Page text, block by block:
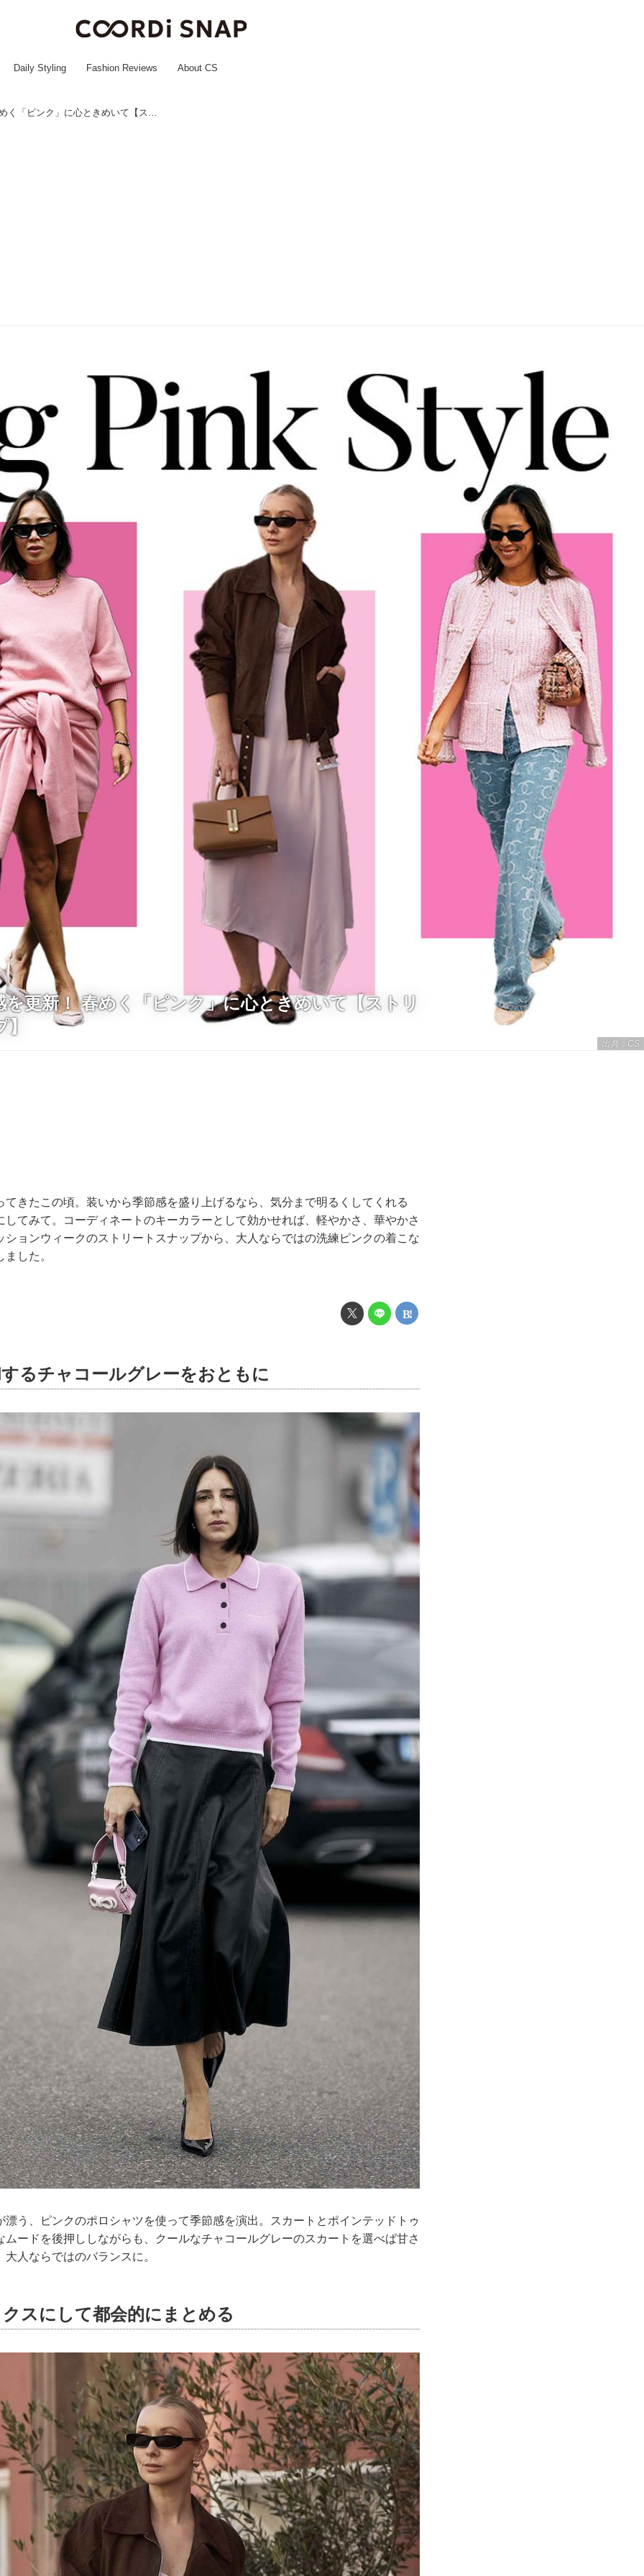
Daily Styling Fashion Reviews About CS
一気に季節感を更新！ 春めく「ピンク」に心ときめいて【ストリートスナップ】
出典：CS
を更新！ 春めく「ピンク」に心ときめいて【ストリ
てきたこの頃。装いから季節感を盛り上げるなら、気分まで明るくしてくれる
してみて。コーディネートのキーカラーとして効かせれば、軽やかさ、華やかさ
ションウィークのストリートスナップから、大人ならではの洗練ピンクの着こな
した。
るチャコールグレーをおともに
漂う、ピンクのポロシャツを使って季節感を演出。スカートとポインテッドトゥ
ムードを後押ししながらも、クールなチャコールグレーのスカートを選べば甘さ
人ならではのバランスに。
スにして都会的にまとめる